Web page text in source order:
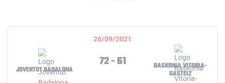
26/09/2021
JOVENTUT BADALONA
72 - 61
BASKONIA VITORIA-
GASTEIZ